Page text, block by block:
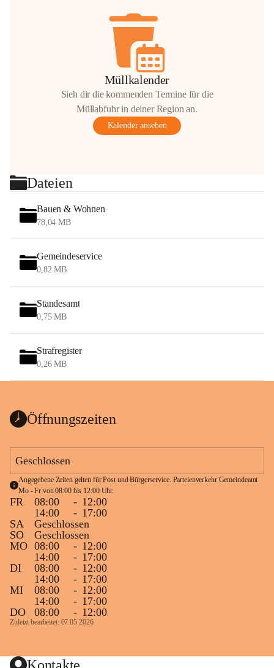
Müllkalender
Sieh dir die kommenden Termine für die
Müllabfuhr in deiner Region an.
Kalender ansehen
Dateien
Bauen & Wohnen
78,04 MB
Gemeindeservice
0,82 MB
Standesamt
0,75 MB
Strafregister
0,26 MB
Öffnungszeiten
Geschlossen
Angegebene Zeiten gelten für Post und Bürgerservice. Parteienverkehr Gemeindeamt
Mo - Fr von 08:00 bis 12:00 Uhr.
FR 08:00 - 12:00
14:00
- 17:00
SA
Geschlossen
SO
Geschlossen
MO 08:00 - 12:00
14:00
- 17:00
DI
08:00 - 12:00
14:00
- 17:00
MI
08:00 - 12:00
14:00
- 17:00
DO
08:00 - 12:00
Zuletzt bearbeitet: 07.05.2026
Kontakte